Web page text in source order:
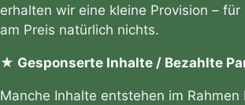
erhalten wir eine kleine Provision –
am Preis natürlich nichts.
★ Gesponserte Inhalte / Bezahlte
Manche Inhalte entstehen im Rahmen